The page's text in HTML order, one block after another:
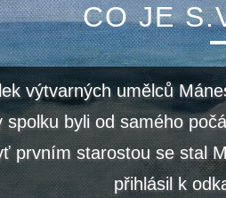
CO JE
výtvarných umělců
spolku byli od samého
prvním starostou se stal
přihlásil k